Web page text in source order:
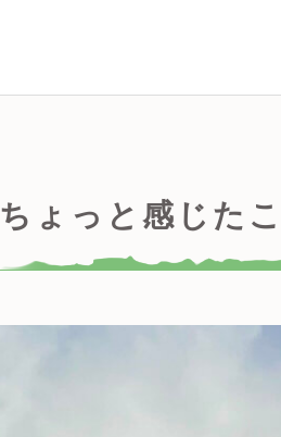
ちょっと感じた